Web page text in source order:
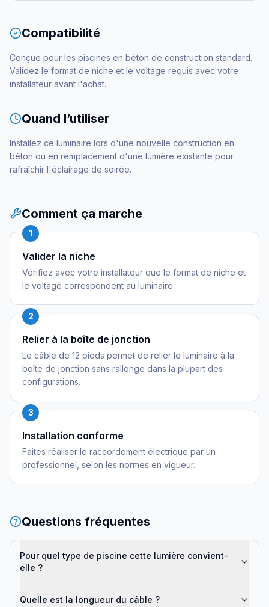
Compatibilité
Conçue pour les piscines en béton de construction standard.
Validez le format de niche et le voltage requis avec votre
installateur avant l'achat.
Quand l’utiliser
Installez ce luminaire lors d'une nouvelle construction en
béton ou en remplacement d'une lumière existante pour
rafraîchir l'éclairage de soirée.
Comment ça marche
1
Valider la niche
Vérifiez avec votre installateur que le format de niche et
le voltage correspondent au luminaire.
2
Relier à la boîte de jonction
Le câble de 12 pieds permet de relier le luminaire à la
boîte de jonction sans rallonge dans la plupart des
configurations.
3
Installation conforme
Faites réaliser le raccordement électrique par un
professionnel, selon les normes en vigueur.
Questions fréquentes
Pour quel type de piscine cette lumière convient-
elle ?
Quelle est la longueur du câble ?